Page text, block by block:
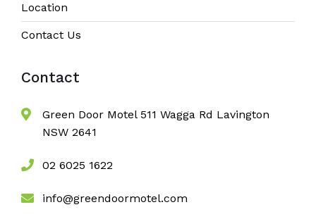
Location
Contact Us
Contact
Green Door Motel 511 Wagga Rd Lavington
NSW 2641
02 6025 1622
info@greendoormotel.com